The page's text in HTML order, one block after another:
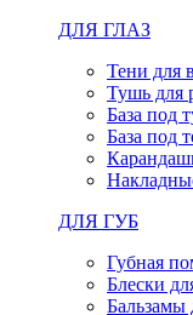
ДЛЯ ГЛАЗ
Тени для
Тушь для
База под
База под
ДЛЯ ГУБ
Губная
Блески
Бальзамы